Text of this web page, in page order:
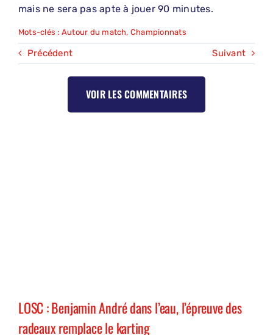
mais ne sera pas apte à jouer 90 minutes.
Mots-clés : Autour du match, Championnats
Précédent Suivant
VOIR LES COMMENTAIRES
LOSC : Benjamin André dans l’eau, l’épreuve des
radeaux remplace le karting